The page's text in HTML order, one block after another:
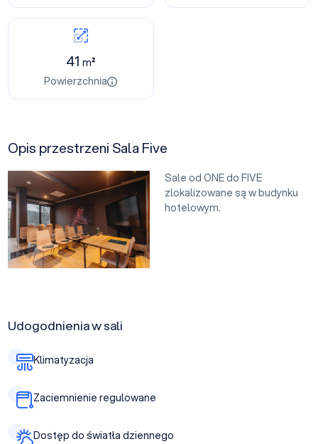
41m²
Powierzchnia
Opis przestrzeni Sala Five
Sale od ONE do FIVE
zlokalizowane są w budynku
hotelowym.
Udogodnienia w sali
Klimatyzacja
Zaciemnienie regulowane
Dostęp do światła dziennego